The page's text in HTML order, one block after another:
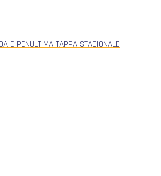
E PENULTIMA TAPPA STAGIONALE